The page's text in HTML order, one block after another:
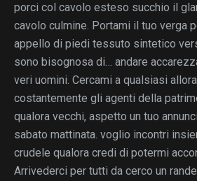
porci col cavolo esteso succhio il
cavolo culmine. Portami il tuo verga
appello di piedi tessuto sintetico
sono bisognosa di… andare
veri uomini. Cercami a qualsiasi
costantemente gli agenti della
qualora vecchi, aspetto un tuo
sabato mattinata. voglio incontri
crudele qualora credi di potermi
Arrivederci per tutti da cerco un